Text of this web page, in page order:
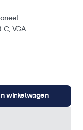
C, VGA
In winkelwagen